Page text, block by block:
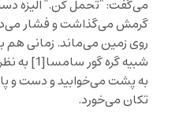
می‌گفت: “تحمل کن.” الیزه
گرمش می‌گذاشت و فشار
روی زمین می‌ماند. زمانی
شبیه گره گور سامسا[1]
به
به پشت می‌خوابید و دست و
تکان می‌خورد.